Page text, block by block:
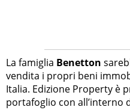
La famiglia Benetton
vendita i propri beni
Italia. Edizione Property è
portafoglio con all’interno